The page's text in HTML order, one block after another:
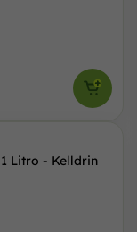
Litro - Kelldrin